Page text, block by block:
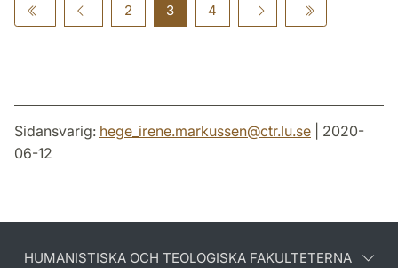
2 3 4
Sidansvarig: hege_irene.markussen@ctr.lu.se | 2020-
06-12
HUMANISTISKA OCH TEOLOGISKA FAKULTETERNA